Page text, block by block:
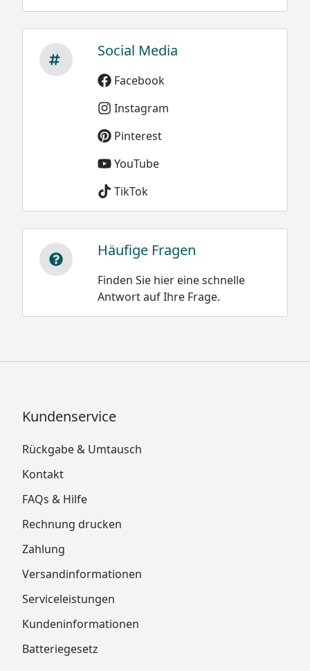
Social Media
Facebook
Instagram
Pinterest
YouTube
TikTok
Häufige Fragen
Finden Sie hier eine schnelle
Antwort auf Ihre Frage.
Kundenservice
Rückgabe & Umtausch
Kontakt
FAQs & Hilfe
Rechnung drucken
Zahlung
Versandinformationen
Serviceleistungen
Kundeninformationen
Batteriegesetz